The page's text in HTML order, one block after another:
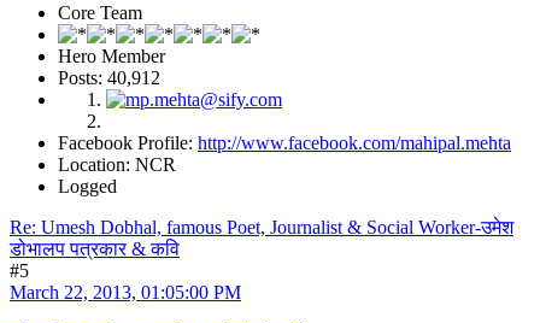
Core Team
Hero Member
Posts: 40,912
Facebook Profile: http://www.facebook.com/mahipal.mehta
Location: NCR
Logged
Re: Umesh Dobhal, famous Poet, Journalist & Social Worker-उमेश
डोभालप पत्रकार & कवि
#5
March 22, 2013, 01:05:00 PM